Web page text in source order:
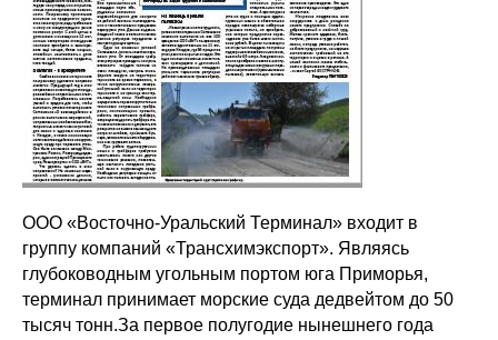
ООО «Восточно-Уральский Терминал» входит в
группу компаний «Трансхимэкспорт». Являясь
глубоководным угольным портом юга Приморья,
терминал принимает морские суда дедвейтом до 50
тысяч тонн.За первое полугодие нынешнего года